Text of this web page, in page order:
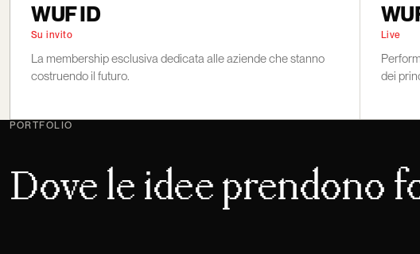
WUF ID
Su invito
La membership esclusiva dedicata alle aziende che stanno
costruendo il futuro.
Live
dei
PORTFOLIO
Dove le idee prendono